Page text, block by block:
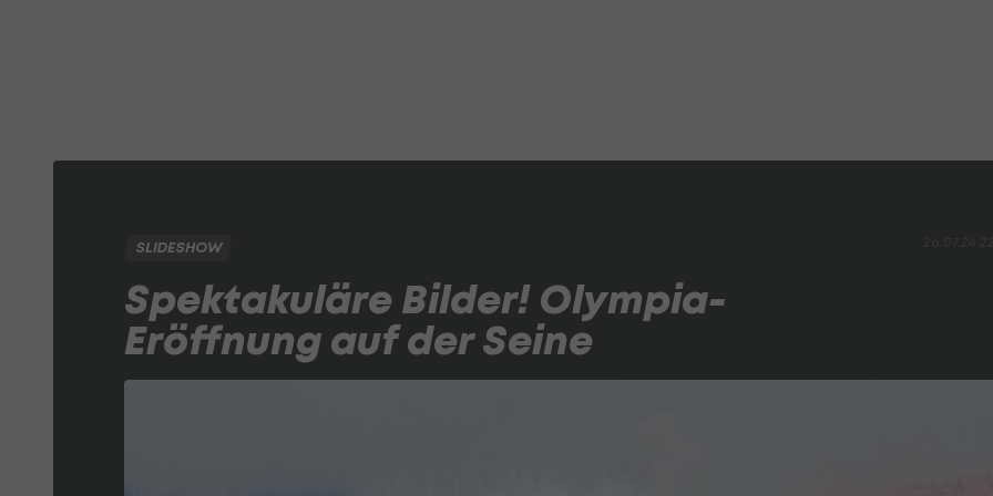
SLIDESHOW
Spektakuläre Bilder! Olympia-
Eröffnung auf der Seine